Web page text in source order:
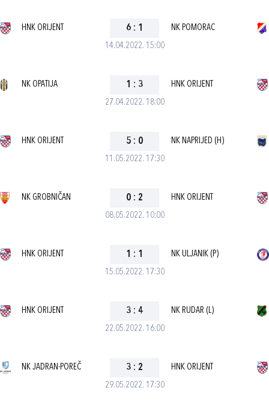
14.04.2022. 15:00
HNK ORIJENT 6 : 1 NK POMORAC
27.04.2022. 18:00
NK OPATIJA 1 : 3 HNK ORIJENT
11.05.2022. 17:30
HNK ORIJENT 5 : 0 NK NAPRIJED (H)
08.05.2022. 10:00
NK GROBNIČAN 0 : 2 HNK ORIJENT
15.05.2022. 17:30
HNK ORIJENT 1 : 1 NK ULJANIK (P)
22.05.2022. 16:00
HNK ORIJENT 3 : 4 NK RUDAR (L)
29.05.2022. 17:30
NK JADRAN-POREČ 3 : 2 HNK ORIJENT